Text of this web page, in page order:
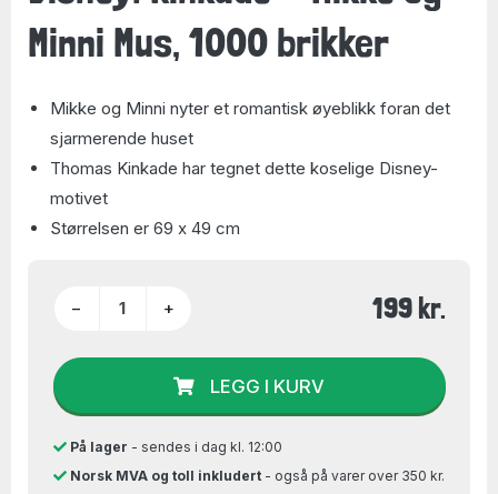
Minni Mus, 1000 brikker
Mikke og Minni nyter et romantisk øyeblikk foran det
sjarmerende huset
Thomas Kinkade har tegnet dette koselige Disney-
motivet
Størrelsen er 69 x 49 cm
− + 199 kr.
LEGG I KURV
På lager - sendes i dag kl. 12:00
Norsk MVA og toll inkludert- også på varer over 350 kr.